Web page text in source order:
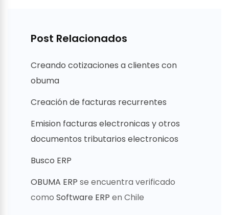
Post Relacionados
Creando cotizaciones a clientes con
obuma
Creación de facturas recurrentes
Emision facturas electronicas y otros
documentos tributarios electronicos
Busco ERP
OBUMA ERP se encuentra verificado
como Software ERP en Chile